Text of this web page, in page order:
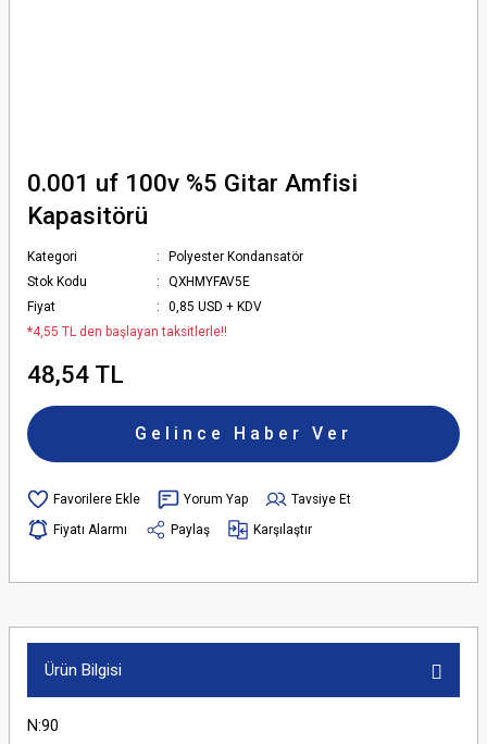
0.001 uf 100v %5 Gitar Amfisi
Kapasitörü
Kategori
Polyester Kondansatör
Stok Kodu
QXHMYFAV5E
Fiyat
0,85 USD + KDV
*4,55 TL den başlayan taksitlerle!!
48,54 TL
Gelince Haber Ver
Yorum Yap
Tavsiye Et
Fiyatı Alarmı
Paylaş Karşılaştır
Ürün Bilgisi
N:90